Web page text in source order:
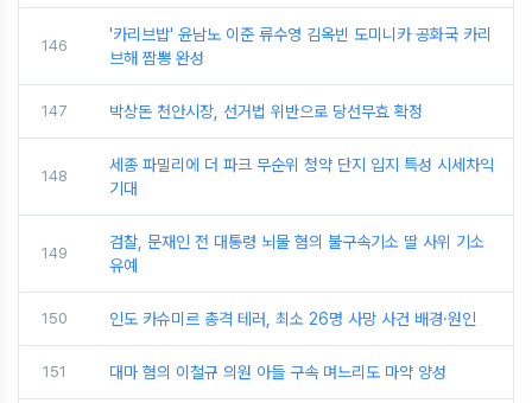
146
'카리브밥' 윤남노 이준 류수영 김옥빈 도미니카 공화국 카리
브해 짬뽕 완성
147 박상돈 천안시장, 선거법 위반으로 당선무효 확정
148
세종 파밀리에 더 파크 무순위 청약 단지 입지 특성 시세차익
기대
149
검찰, 문재인 전 대통령 뇌물 혐의 불구속기소 딸 사위 기소
유예
150 인도 카슈미르 총격 테러, 최소 26명 사망 사건 배경·원인
151 대마 혐의 이철규 의원 아들 구속 며느리도 마약 양성